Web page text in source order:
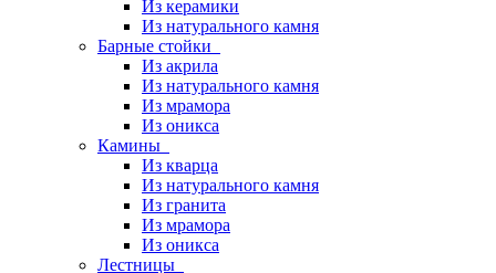
Из керамики
Из натурального камня
Барные стойки
Из акрила
Из натурального камня
Из мрамора
Из оникса
Камины
Из кварца
Из натурального камня
Из гранита
Из мрамора
Из оникса
Лестницы